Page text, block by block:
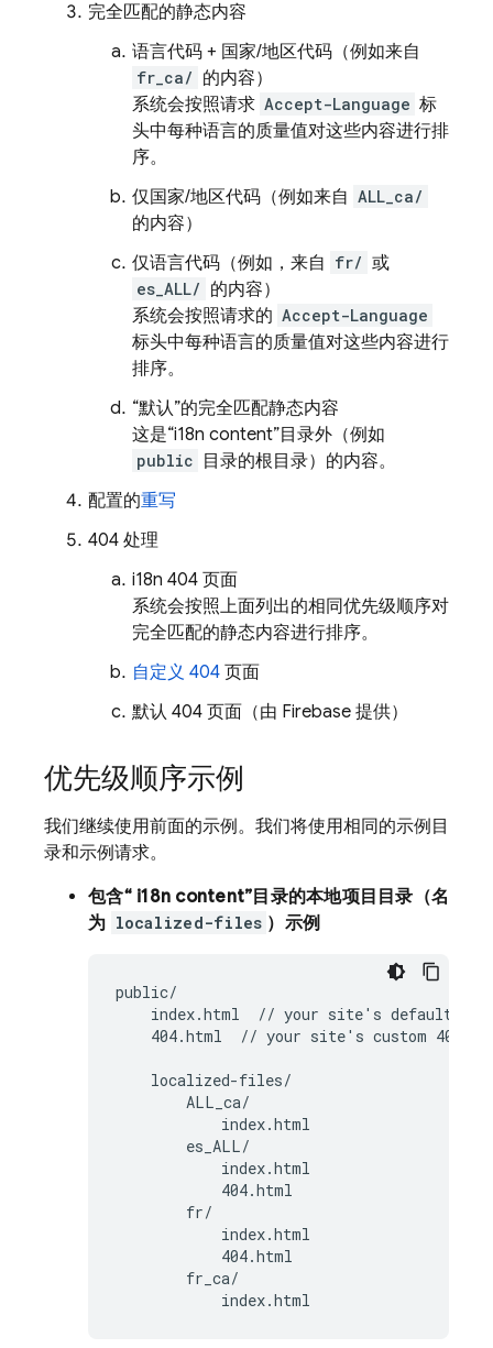
完全匹配的静态内容
语言代码 + 国家/地区代码（例如来自
fr_ca/ 的内容）
系统会按照请求 Accept-Language 标
头中每种语言的质量值对这些内容进行排
序。
仅国家/地区代码（例如来自 ALL_ca/
的内容）
仅语言代码（例如，来自 fr/ 或
es_ALL/ 的内容）
系统会按照请求的 Accept-Language
标头中每种语言的质量值对这些内容进行
排序。
“默认”的完全匹配静态内容
这是“i18n content”目录外（例如
public
目录的根目录）的内容。
配置的重写
404 处理
i18n 404 页面
系统会按照上面列出的相同优先级顺序对
完全匹配的静态内容进行排序。
自定义 404 页面
默认 404 页面（由 Firebase 提供）
优先级顺序示例
我们继续使用前面的示例。我们将使用相同的示例目
录和示例请求。
包含“ i18n content”目录的本地项目目录（名
为 localized-files ）示例
public/
index.html  // your site's default
404.html  // your site's custom 404
    localized-files/
        ALL_ca/
            index.html
        es_ALL/
            index.html
            404.html
        fr/
            index.html
            404.html
        fr_ca/
            index.html